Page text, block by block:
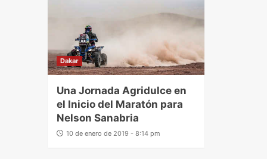
Dakar
Una Jornada Agridulce en
el Inicio del Maratón para
Nelson Sanabria
10 de enero de 2019 - 8:14 pm